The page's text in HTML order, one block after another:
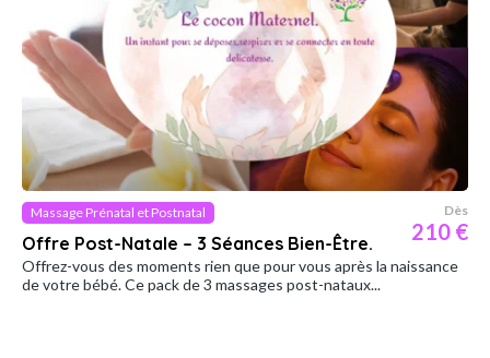
Massage Prénatal et Postnatal
Offre Post-Natale – 3 Séances Bien-Être.
Dès
210 €
Offrez-vous des moments rien que pour vous après la naissance
de votre bébé. Ce pack de 3 massages post-nataux...